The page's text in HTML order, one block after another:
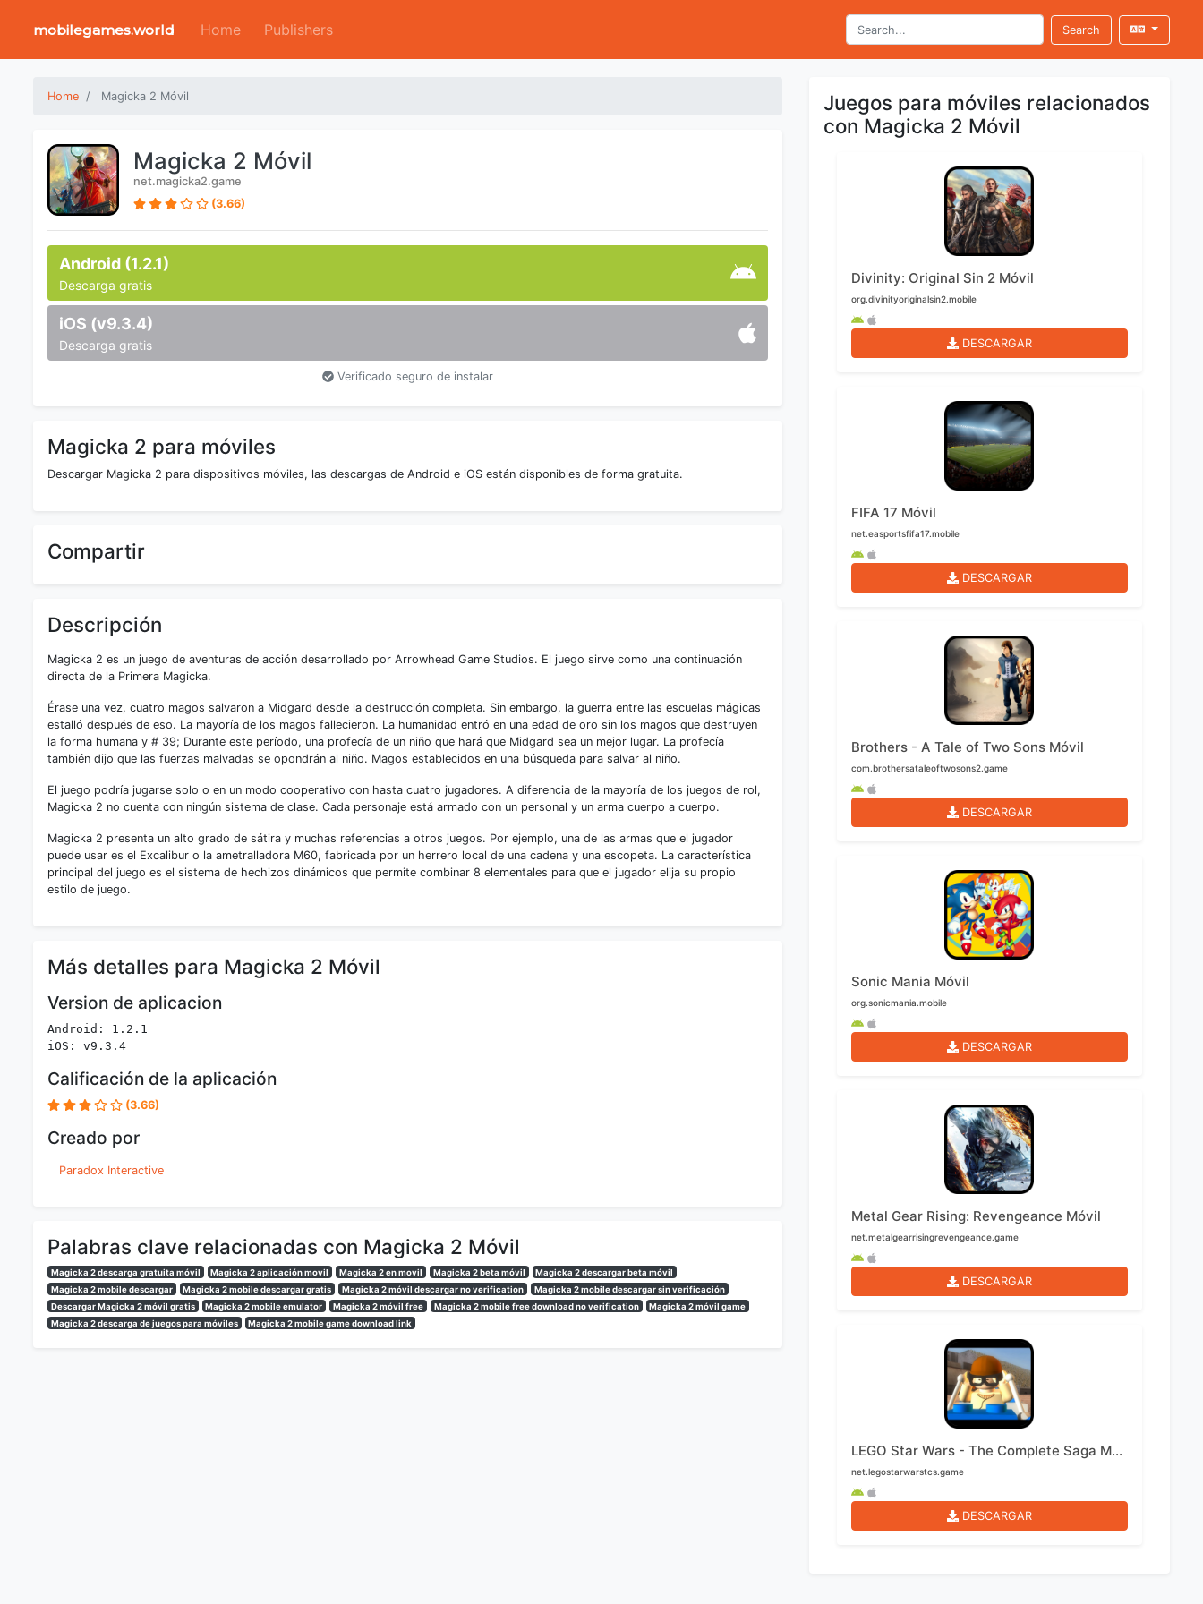
mobilegames.world Home Publishers Search
Home Magicka 2 Móvil
Magicka 2 Móvil
net.magicka2.game
(3.66)
Android (1.2.1)
Descarga gratis
iOS (v9.3.4)
Descarga gratis
Verificado seguro de instalar
Magicka 2 para móviles
Descargar Magicka 2 para dispositivos móviles, las descargas de Android e iOS están disponibles de forma gratuita.
Compartir
Descripción
Magicka 2 es un juego de aventuras de acción desarrollado por Arrowhead Game Studios. El juego sirve como una continuación
directa de la Primera Magicka.
Érase una vez, cuatro magos salvaron a Midgard desde la destrucción completa. Sin embargo, la guerra entre las escuelas mágicas
estalló después de eso. La mayoría de los magos fallecieron. La humanidad entró en una edad de oro sin los magos que destruyen
la forma humana y # 39; Durante este período, una profecía de un niño que hará que Midgard sea un mejor lugar. La profecía
también dijo que las fuerzas malvadas se opondrán al niño. Magos establecidos en una búsqueda para salvar al niño.
El juego podría jugarse solo o en un modo cooperativo con hasta cuatro jugadores. A diferencia de la mayoría de los juegos de rol,
Magicka 2 no cuenta con ningún sistema de clase. Cada personaje está armado con un personal y un arma cuerpo a cuerpo.
Magicka 2 presenta un alto grado de sátira y muchas referencias a otros juegos. Por ejemplo, una de las armas que el jugador
puede usar es el Excalibur o la ametralladora M60, fabricada por un herrero local de una cadena y una escopeta. La característica
principal del juego es el sistema de hechizos dinámicos que permite combinar 8 elementales para que el jugador elija su propio
estilo de juego.
Más detalles para Magicka 2 Móvil
Version de aplicacion
Android: 1.2.1
iOS: v9.3.4
Calificación de la aplicación
(3.66)
Creado por
Paradox Interactive
Palabras clave relacionadas con Magicka 2 Móvil
Magicka 2 descarga gratuita móvil Magicka 2 aplicación movil Magicka 2 en movil Magicka 2 beta móvil
Magicka 2 descargar beta móvil
Magicka 2 mobile descargar
Magicka 2 mobile descargar gratis Magicka 2 móvil descargar no verification
Magicka 2 mobile descargar sin verificación
Descargar Magicka 2 móvil gratis
Magicka 2 mobile emulator Magicka 2 móvil free Magicka 2 mobile free download no verification
Magicka 2 móvil game
Magicka 2 descarga de juegos para móviles
Magicka 2 mobile game download link
Juegos para móviles relacionados
con Magicka 2 Móvil
Divinity: Original Sin 2 Móvil
org.divinityoriginalsin2.mobile
DESCARGAR
FIFA 17 Móvil
net.easportsfifa17.mobile
DESCARGAR
Brothers - A Tale of Two Sons Móvil
com.brothersataleoftwosons2.game
DESCARGAR
Sonic Mania Móvil
org.sonicmania.mobile
DESCARGAR
Metal Gear Rising: Revengeance Móvil
net.metalgearrisingrevengeance.game
DESCARGAR
LEGO Star Wars - The Complete Saga Móvil
net.legostarwarstcs.game
DESCARGAR